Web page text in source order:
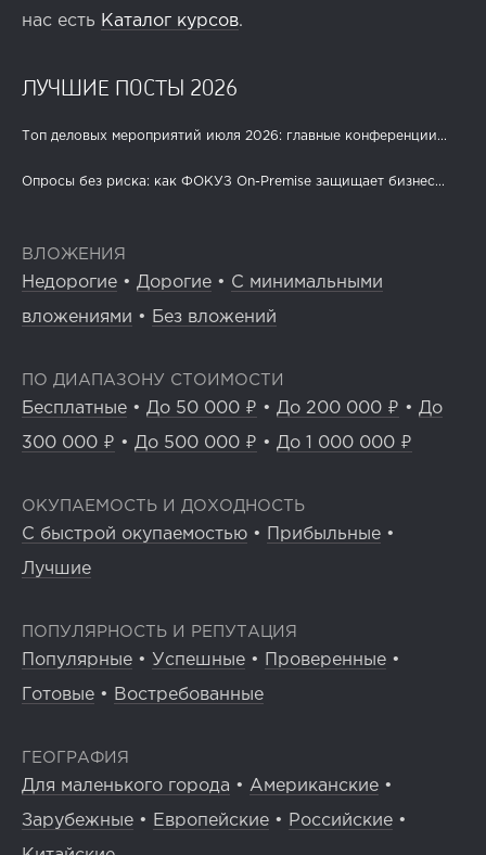
нас есть Каталог курсов.
ЛУЧШИЕ ПОСТЫ 2026
Топ деловых мероприятий июля 2026: главные конференции...
Опросы без риска: как ФОКУЗ On-Premise защищает бизнес...
ВЛОЖЕНИЯ
Недорогие • Дорогие • С минимальными
вложениями • Без вложений
ПО ДИАПАЗОНУ СТОИМОСТИ
Бесплатные • До 50 000 ₽ • До 200 000 ₽ • До
300 000 ₽ • До 500 000 ₽ • До 1 000 000 ₽
ОКУПАЕМОСТЬ И ДОХОДНОСТЬ
С быстрой окупаемостью • Прибыльные •
Лучшие
ПОПУЛЯРНОСТЬ И РЕПУТАЦИЯ
Популярные • Успешные • Проверенные •
Готовые • Востребованные
ГЕОГРАФИЯ
Для маленького города • Американские •
Зарубежные • Европейские • Российские •